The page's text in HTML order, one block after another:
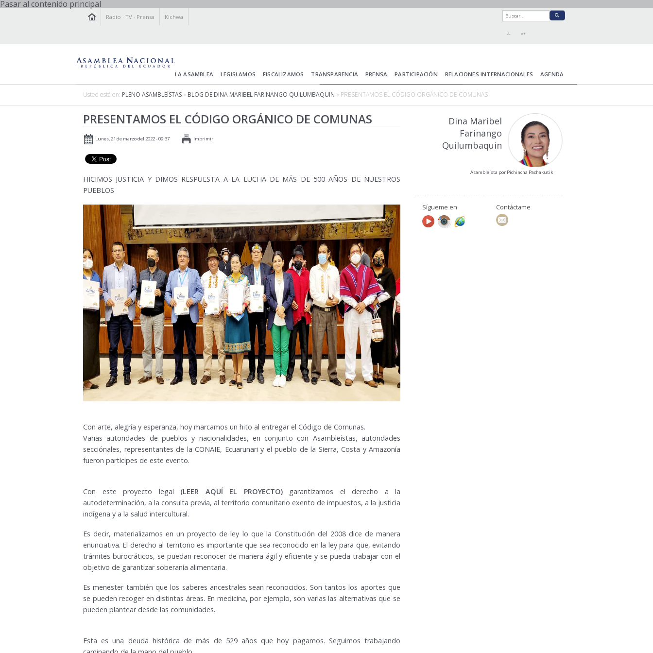
Pasar al contenido principal
Radio ·TV · Prensa Kichwa
A- A+
LA ASAMBLEA LEGISLAMOS FISCALIZAMOS TRANSPARENCIA PRENSA PARTICIPACIÓN RELACIONES INTERNACIONALES AGENDA
Usted está en: PLENO ASAMBLEÍSTAS » BLOG DE DINA MARIBEL FARINANGO QUILUMBAQUIN » PRESENTAMOS EL CÓDIGO ORGÁNICO DE COMUNAS
PRESENTAMOS EL CÓDIGO ORGÁNICO DE COMUNAS
Lunes, 21 de marzo del 2022 - 09:37 Imprimir
HICIMOS JUSTICIA Y DIMOS RESPUESTA A LA LUCHA DE MÁS DE 500 AÑOS DE NUESTROS
PUEBLOS
Con arte, alegría y esperanza, hoy marcamos un hito al entregar el Código de Comunas.
Varias autoridades de pueblos y nacionalidades, en conjunto con Asambleístas, autoridades
secciónales, representantes de la CONAIE, Ecuarunari y el pueblo de la Sierra, Costa y Amazonía
fueron partícipes de este evento.
Con este proyecto legal (LEER AQUÍ EL PROYECTO)garantizamos el derecho a la
autodeterminación, a la consulta previa, al territorio comunitario exento de impuestos, a la justicia
indígena y a la salud intercultural.
Es decir, materializamos en un proyecto de ley lo que la Constitución del 2008 dice de manera
enunciativa. El derecho al territorio es importante que sea reconocido en la ley para que, evitando
trámites burocráticos, se puedan reconocer de manera ágil y eficiente y se pueda trabajar con el
objetivo de garantizar soberanía alimentaria.
Es menester también que los saberes ancestrales sean reconocidos. Son tantos los aportes que
se pueden recoger en distintas áreas. En medicina, por ejemplo, son varias las alternativas que se
pueden plantear desde las comunidades.
Esta es una deuda histórica de más de 529 años que hoy pagamos. Seguimos trabajando
Dina Maribel
Farinango
Quilumbaquin
Asambleísta por Pichincha Pachakutik
Sígueme en Contáctame